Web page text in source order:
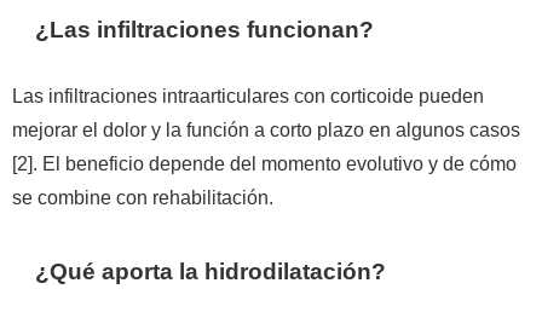
¿Las infiltraciones funcionan?
Las infiltraciones intraarticulares con corticoide pueden
mejorar el dolor y la función a corto plazo en algunos casos
[2]. El beneficio depende del momento evolutivo y de cómo
se combine con rehabilitación.
¿Qué aporta la hidrodilatación?